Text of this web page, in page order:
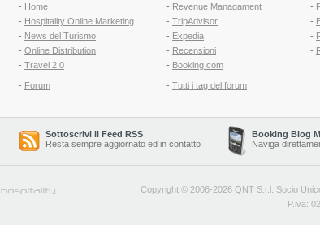
- Home
- Hospitality Online Marketing
- News del Turismo
- Online Distribution
- Travel 2.0
- Forum
- Revenue Managament
- TripAdvisor
- Expedia
- Recensioni
- Booking.com
- Tutti i tag del forum
-
-
-
-
Sottoscrivi il Feed RSS
Resta sempre aggiornato ed in contatto
Booking Blog
Naviga
Copyright © 2006-2026 QNT S.r.l. Socio
P.iva: